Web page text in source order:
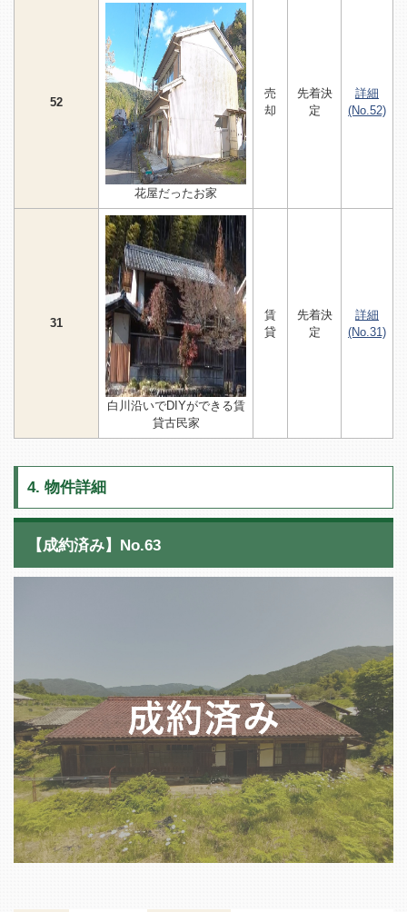
52
花屋だったお家
売
却
先着決
定
詳細
(No.52)
31
白川沿いでDIYができる賃
貸古民家
賃
貸
先着決
定
詳細
(No.31)
4. 物件詳細
【成約済み】No.63